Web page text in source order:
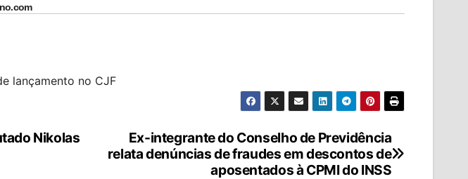
lançamento no CJF
Ex-integrante do Conselho de Previdência
relata denúncias de fraudes em descontos de
aposentados à CPMI do INSS
Nikolas